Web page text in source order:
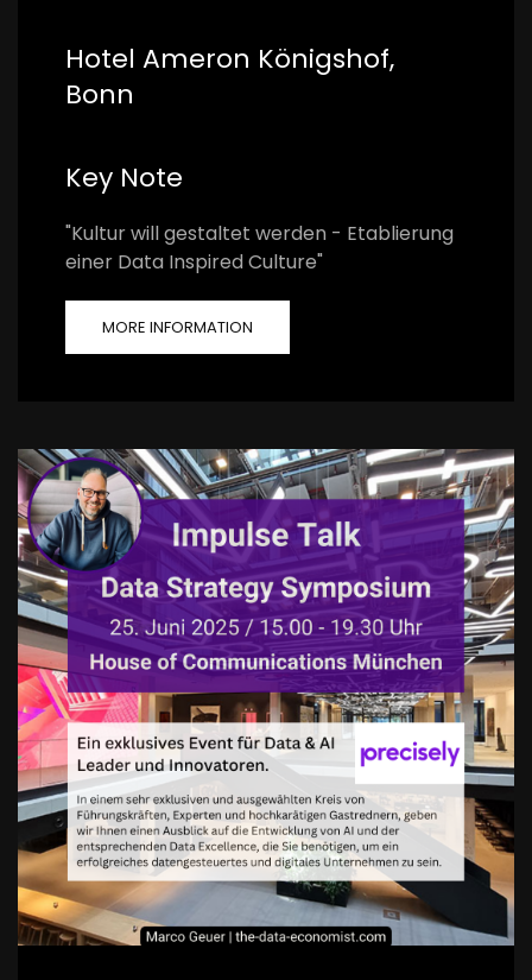
Hotel Ameron Königshof,
Bonn
Key Note
"Kultur will gestaltet werden - Etablierung
einer Data Inspired Culture"
MORE INFORMATION